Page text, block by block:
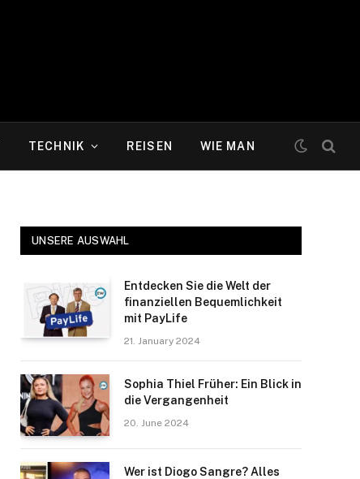
TECHNIK REISEN WIE MAN
UNSERE AUSWAHL
Entdecken Sie die Welt der
finanziellen Bequemlichkeit
mit PayLife
21. January 2024
Sophia Thiel Früher: Ein Blick in
die Vergangenheit
20. June 2024
Wer ist Diogo Sangre? Alles